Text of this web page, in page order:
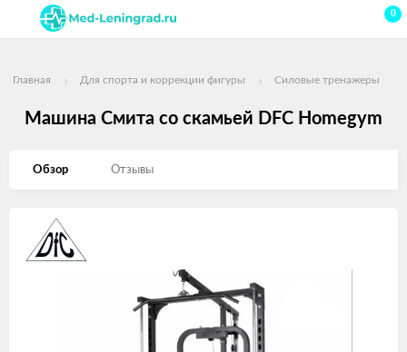
0
Главная Для спорта и коррекции фигуры Силовые тренажеры
Машина Смита со скамьей DFC Homegym
Обзор Отзывы
Изображения